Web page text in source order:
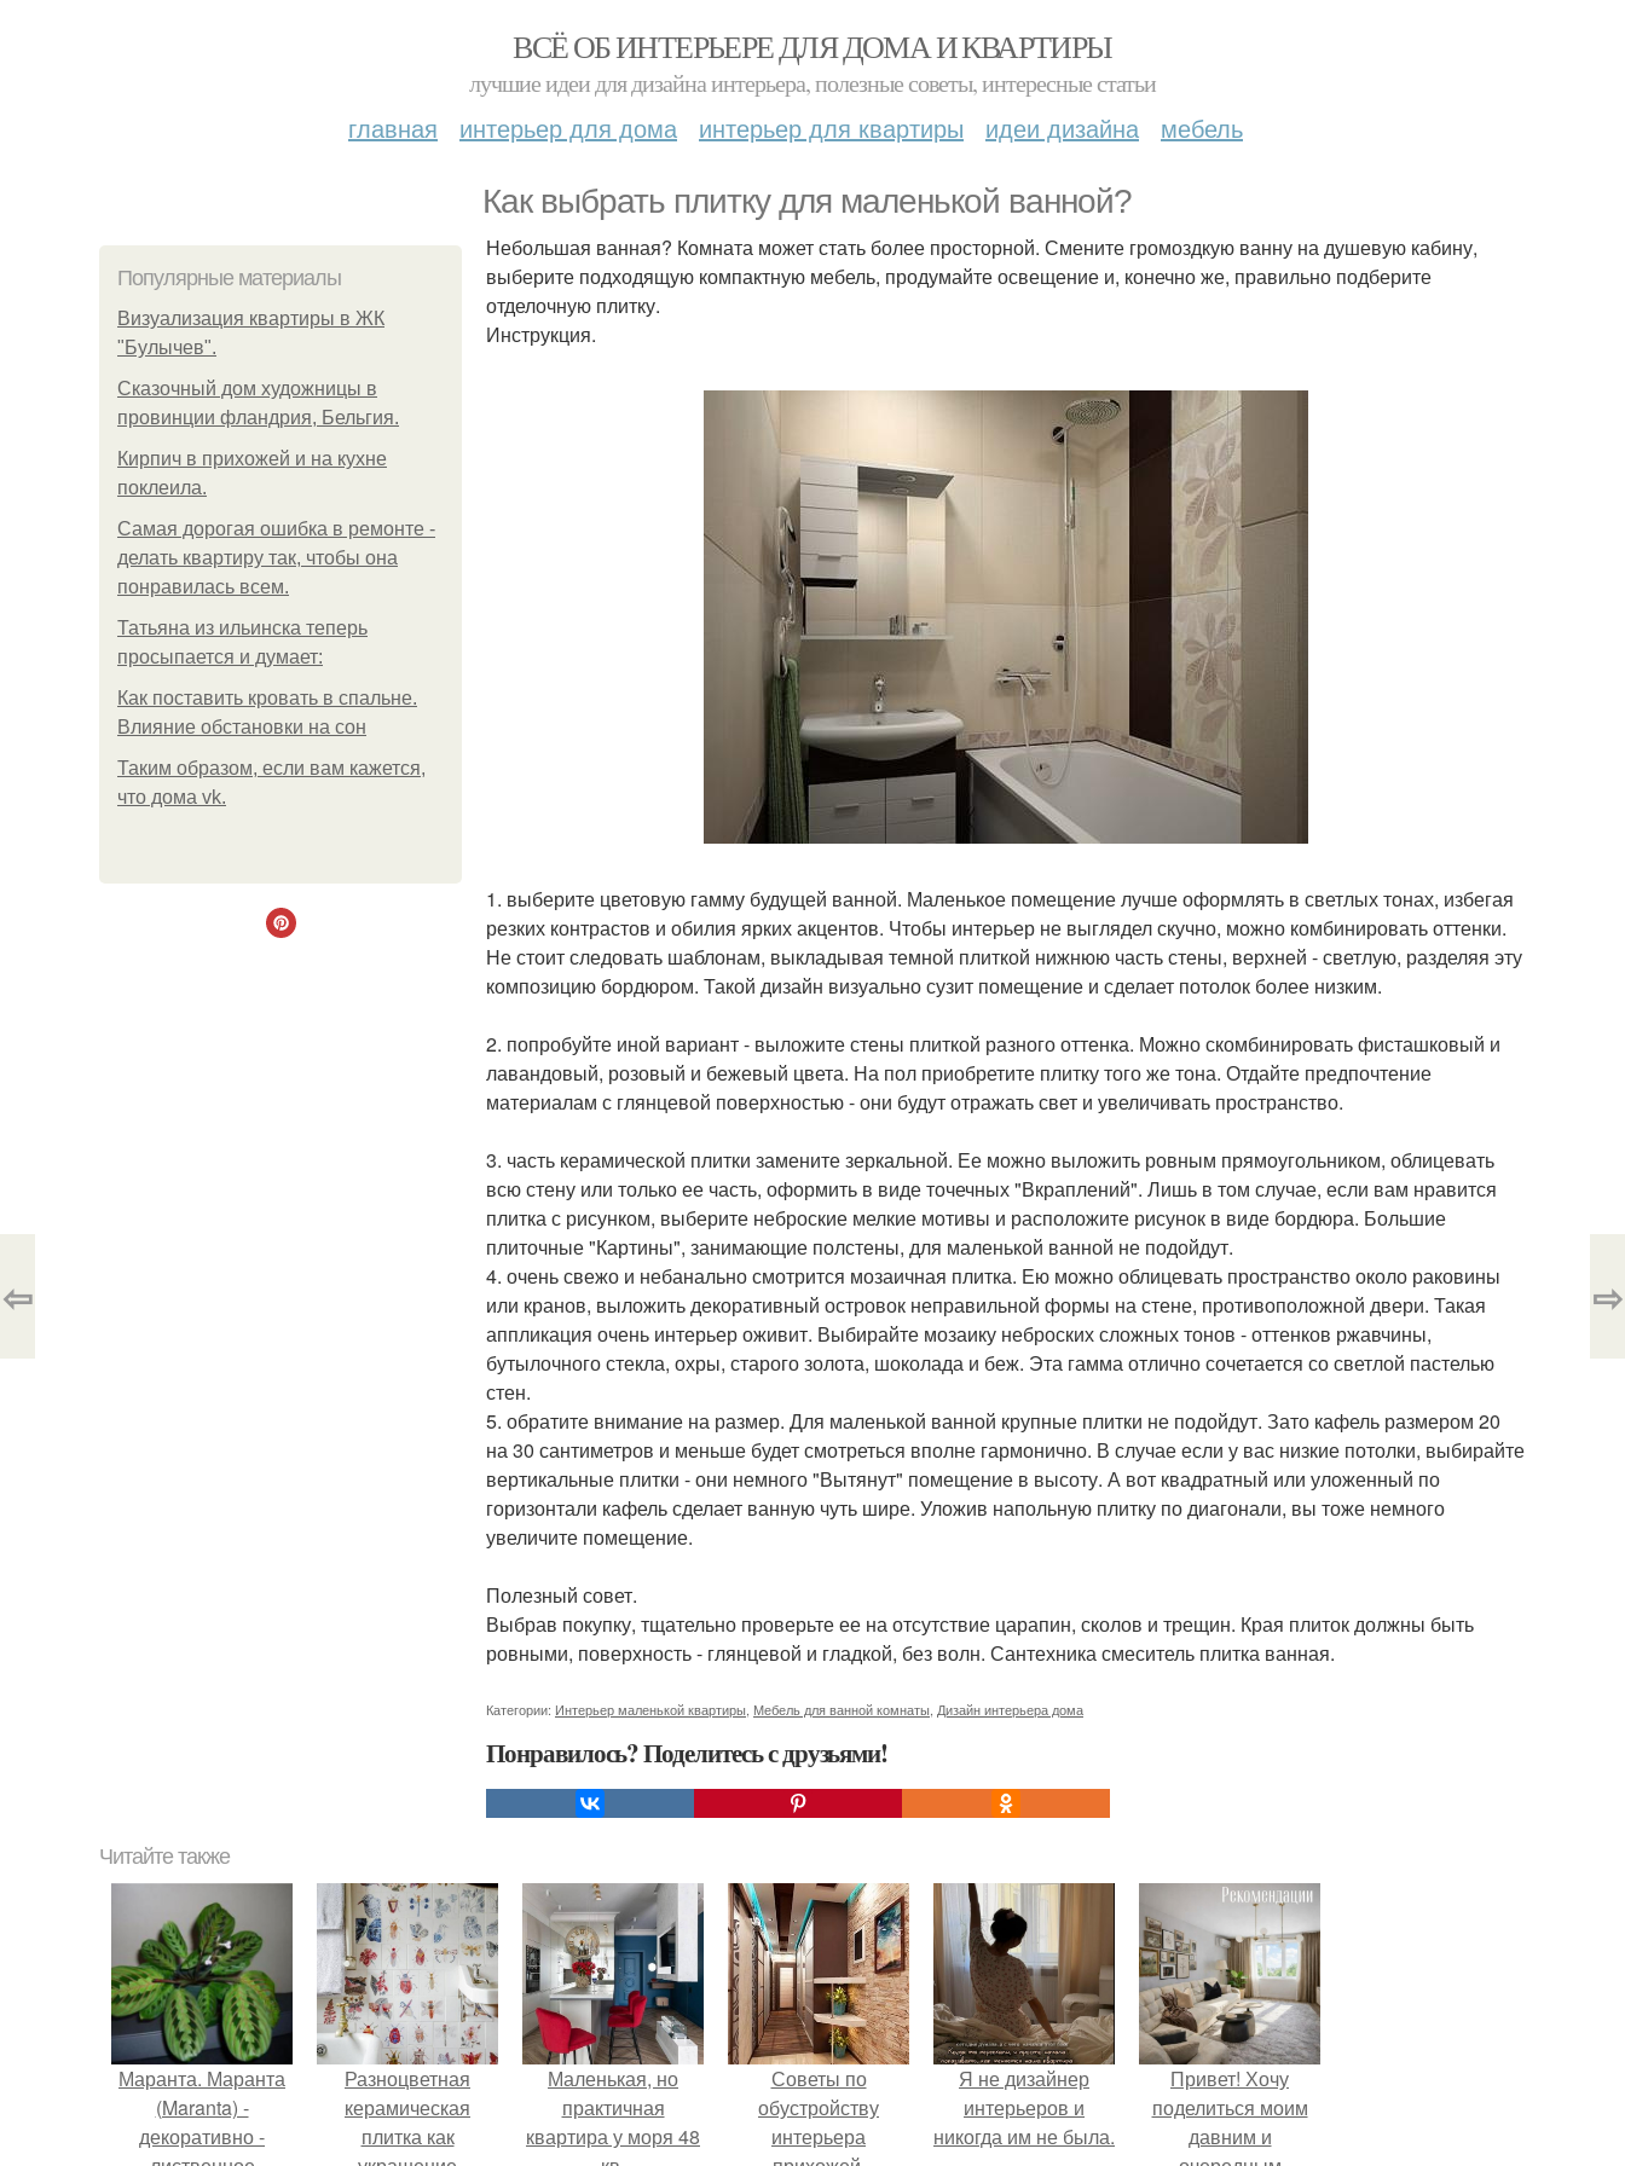
ВСЁ ОБ ИНТЕРЬЕРЕ ДЛЯ ДОМА И КВАРТИРЫ
лучшие идеи для дизайна интерьера, полезные советы, интересные статьи
главная интерьер для дома интерьер для квартиры идеи дизайна мебель
Как выбрать плитку для маленькой ванной?
Популярные материалы
Визуализация квартиры в ЖК
"Булычев".
Сказочный дом художницы в
провинции фландрия, Бельгия.
Кирпич в прихожей и на кухне
поклеила.
Самая дорогая ошибка в ремонте -
делать квартиру так, чтобы она
понравилась всем.
Татьяна из ильинска теперь
просыпается и думает:
Как поставить кровать в спальне.
Влияние обстановки на сон
Таким образом, если вам кажется,
что дома vk.
Небольшая ванная? Комната может стать более просторной. Смените громоздкую ванну на душевую кабину,
выберите подходящую компактную мебель, продумайте освещение и, конечно же, правильно подберите
отделочную плитку.
Инструкция.
1. выберите цветовую гамму будущей ванной. Маленькое помещение лучше оформлять в светлых тонах, избегая
резких контрастов и обилия ярких акцентов. Чтобы интерьер не выглядел скучно, можно комбинировать оттенки.
Не стоит следовать шаблонам, выкладывая темной плиткой нижнюю часть стены, верхней - светлую, разделяя эту
композицию бордюром. Такой дизайн визуально сузит помещение и сделает потолок более низким.
2. попробуйте иной вариант - выложите стены плиткой разного оттенка. Можно скомбинировать фисташковый и
лавандовый, розовый и бежевый цвета. На пол приобретите плитку того же тона. Отдайте предпочтение
материалам с глянцевой поверхностью - они будут отражать свет и увеличивать пространство.
3. часть керамической плитки замените зеркальной. Ее можно выложить ровным прямоугольником, облицевать
всю стену или только ее часть, оформить в виде точечных "Вкраплений". Лишь в том случае, если вам нравится
плитка с рисунком, выберите неброские мелкие мотивы и расположите рисунок в виде бордюра. Большие
плиточные "Картины", занимающие полстены, для маленькой ванной не подойдут.
4. очень свежо и небанально смотрится мозаичная плитка. Ею можно облицевать пространство около раковины
или кранов, выложить декоративный островок неправильной формы на стене, противоположной двери. Такая
аппликация очень интерьер оживит. Выбирайте мозаику неброских сложных тонов - оттенков ржавчины,
бутылочного стекла, охры, старого золота, шоколада и беж. Эта гамма отлично сочетается со светлой пастелью
стен.
5. обратите внимание на размер. Для маленькой ванной крупные плитки не подойдут. Зато кафель размером 20
на 30 сантиметров и меньше будет смотреться вполне гармонично. В случае если у вас низкие потолки, выбирайте
вертикальные плитки - они немного "Вытянут" помещение в высоту. А вот квадратный или уложенный по
горизонтали кафель сделает ванную чуть шире. Уложив напольную плитку по диагонали, вы тоже немного
увеличите помещение.
Полезный совет.
Выбрав покупку, тщательно проверьте ее на отсутствие царапин, сколов и трещин. Края плиток должны быть
ровными, поверхность - глянцевой и гладкой, без волн. Сантехника смеситель плитка ванная.
Категории: Интерьер маленькой квартиры Мебель для ванной комнаты Дизайн интерьера дома
Понравилось? Поделитесь с друзьями!
⇦ ⇨
Читайте также
Маранта. Маранта
(Maranta) -
декоративно -
Разноцветная
керамическая
плитка как
Маленькая, но
практичная
квартира у моря 48
Советы по
обустройству
интерьера
Я не дизайнер
интерьеров и
никогда им не была.
Привет! Хочу
поделиться моим
давним и